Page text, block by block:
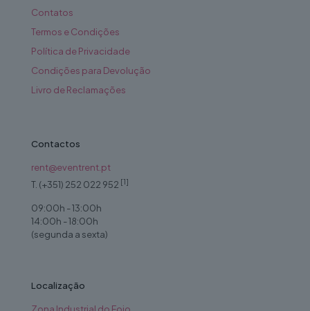
Contatos
Termos e Condições
Política de Privacidade
Condições para Devolução
Livro de Reclamações
Contactos
rent@eventrent.pt
T. (+351) 252 022 952 [1]
09:00h - 13:00h
14:00h - 18:00h
(segunda a sexta)
Localização
Zona Industrial do Fojo